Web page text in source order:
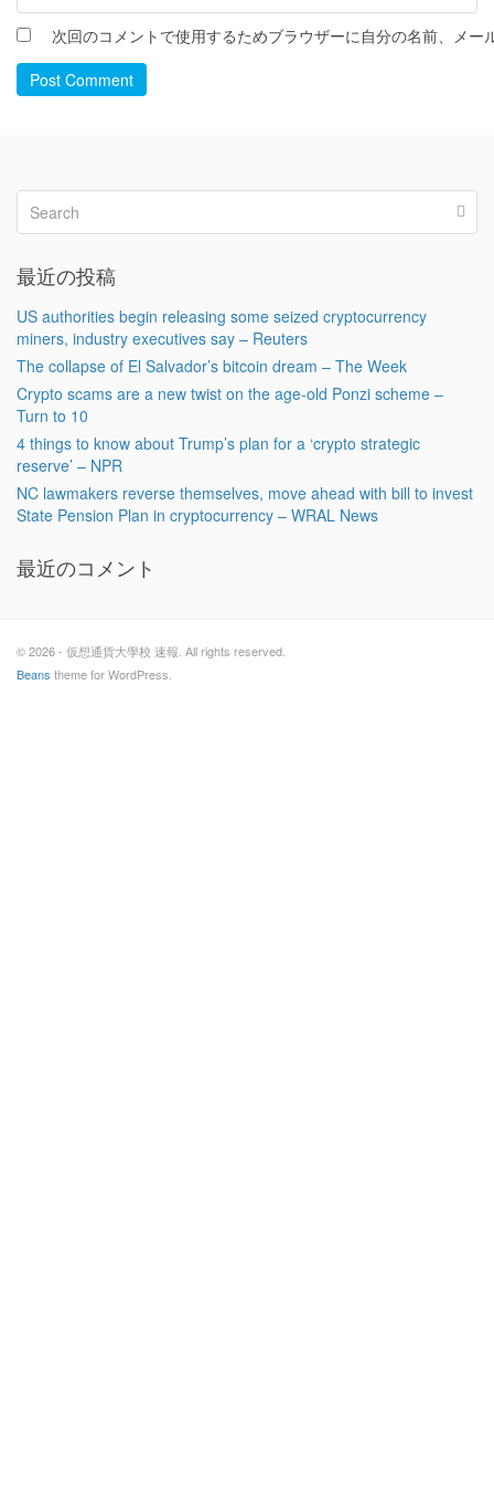
次回のコメントで使用するためブラウザーに自分の名前、メー
Post Comment
最近の投稿
US authorities begin releasing some seized cryptocurrency
miners, industry executives say – Reuters
The collapse of El Salvador’s bitcoin dream – The Week
Crypto scams are a new twist on the age-old Ponzi scheme –
Turn to 10
4 things to know about Trump’s plan for a ‘crypto strategic
reserve’ – NPR
NC lawmakers reverse themselves, move ahead with bill to invest
State Pension Plan in cryptocurrency – WRAL News
最近のコメント
© 2026 - 仮想通貨大學校 速報. All rights reserved.
Beans theme for WordPress.